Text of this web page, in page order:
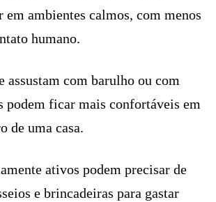
em ambientes calmos, com menos
humano.
assustam com barulho ou com
podem ficar mais confortáveis em
de uma casa.
ativos podem precisar de
e brincadeiras para gastar